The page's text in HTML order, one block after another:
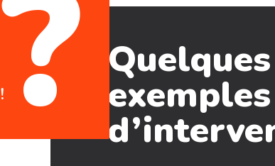
?
!
Quelques
exemples